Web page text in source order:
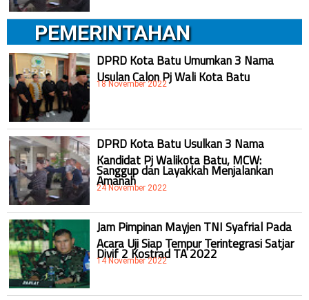
PEMERINTAHAN
DPRD Kota Batu Umumkan 3 Nama
Usulan Calon Pj Wali Kota Batu
18 November 2022
DPRD Kota Batu Usulkan 3 Nama
Kandidat Pj Walikota Batu, MCW:
Sanggup dan Layakkah Menjalankan
Amanah
24 November 2022
Jam Pimpinan Mayjen TNI Syafrial Pada
Acara Uji Siap Tempur Terintegrasi Satjar
Divif 2 Kostrad TA 2022
14 November 2022